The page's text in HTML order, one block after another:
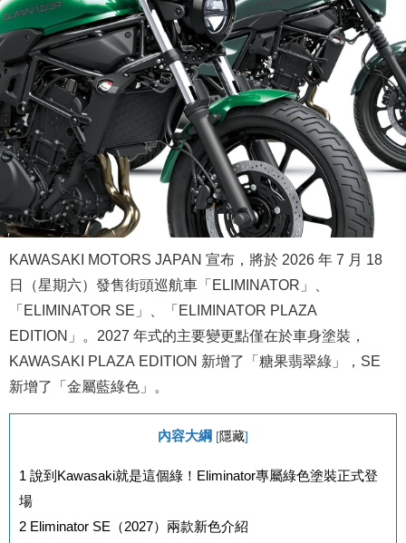
KAWASAKI MOTORS JAPAN 宣布，將於 2026 年 7 月 18
日（星期六）發售街頭巡航車「ELIMINATOR」、
「ELIMINATOR SE」、「ELIMINATOR PLAZA
EDITION」。2027 年式的主要變更點僅在於車身塗裝，
KAWASAKI PLAZA EDITION 新增了「糖果翡翠綠」，SE
新增了「金屬藍綠色」。
內容大綱 [隱藏]
1 說到Kawasaki就是這個綠！Eliminator專屬綠色塗裝正式登
場
2 Eliminator SE（2027）兩款新色介紹